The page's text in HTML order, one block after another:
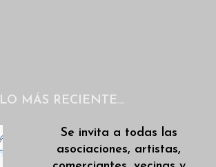
LO MÁS RECIENTE…
Se invita a todas las
asociaciones, artistas,